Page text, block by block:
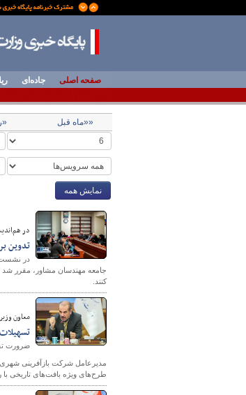
پایگاه خبری
صفحه اصلی جاده‌ای
««ماه قبل
نمایش همه
در
تدوین
در نشست
جامعه مهندسان مشاور، مقرر شد
کنند.
معاون
ضرورت
مدیرعامل شرکت بازآفرینی شهری
طرح‌های ویژه بافت‌های تاریخی با